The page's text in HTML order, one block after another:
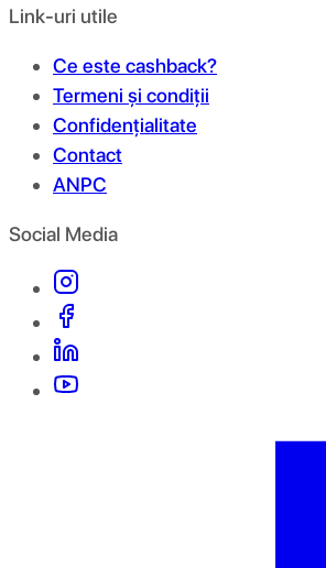
Link-uri utile
Ce este cashback?
Termeni și condiții
Confidențialitate
Contact
ANPC
Social Media